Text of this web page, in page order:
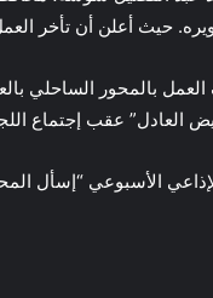
حيث أعلن أن تأخر
بالمحور الساحلي
العادل” عقب إجتماع
الأسبوعي “إسأل